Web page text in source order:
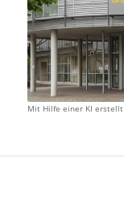
Mit Hilfe einer KI erstellt